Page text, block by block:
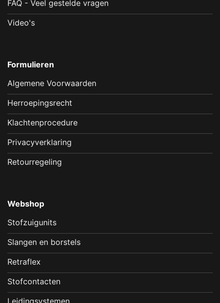
FAQ - Veel gestelde vragen
Video's
Formulieren
Algemene Voorwaarden
Herroepingsrecht
Klachtenprocedure
Privacyverklaring
Retourregeling
Webshop
Stofzuigunits
Slangen en borstels
Retraflex
Stofcontacten
Leidingsystemen